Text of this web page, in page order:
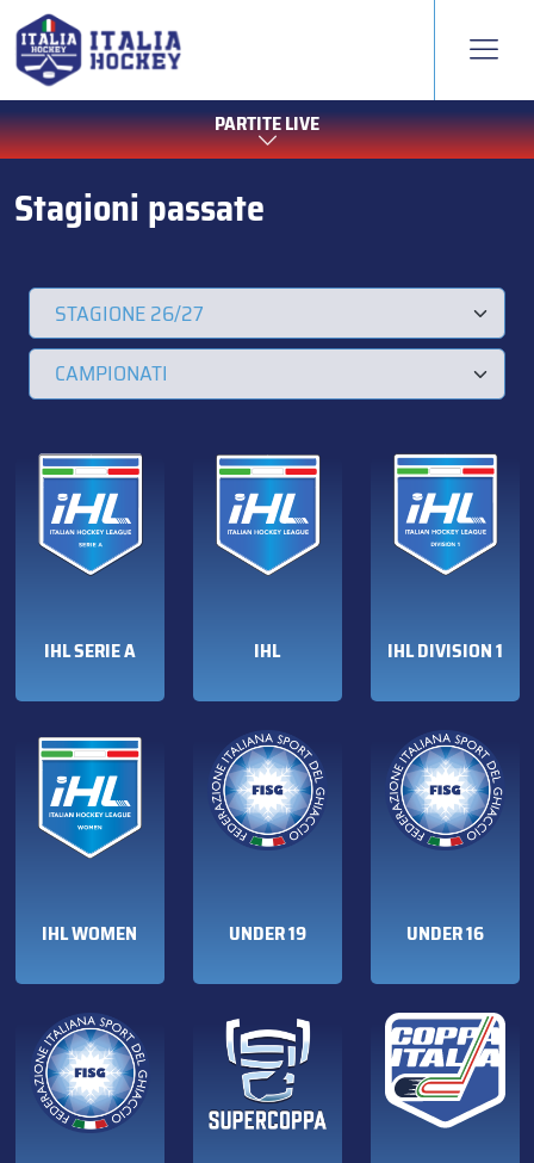
PARTITE LIVE
Stagioni passate
IHL SERIE A IHL IHL DIVISION 1
IHL WOMEN UNDER 19 UNDER 16